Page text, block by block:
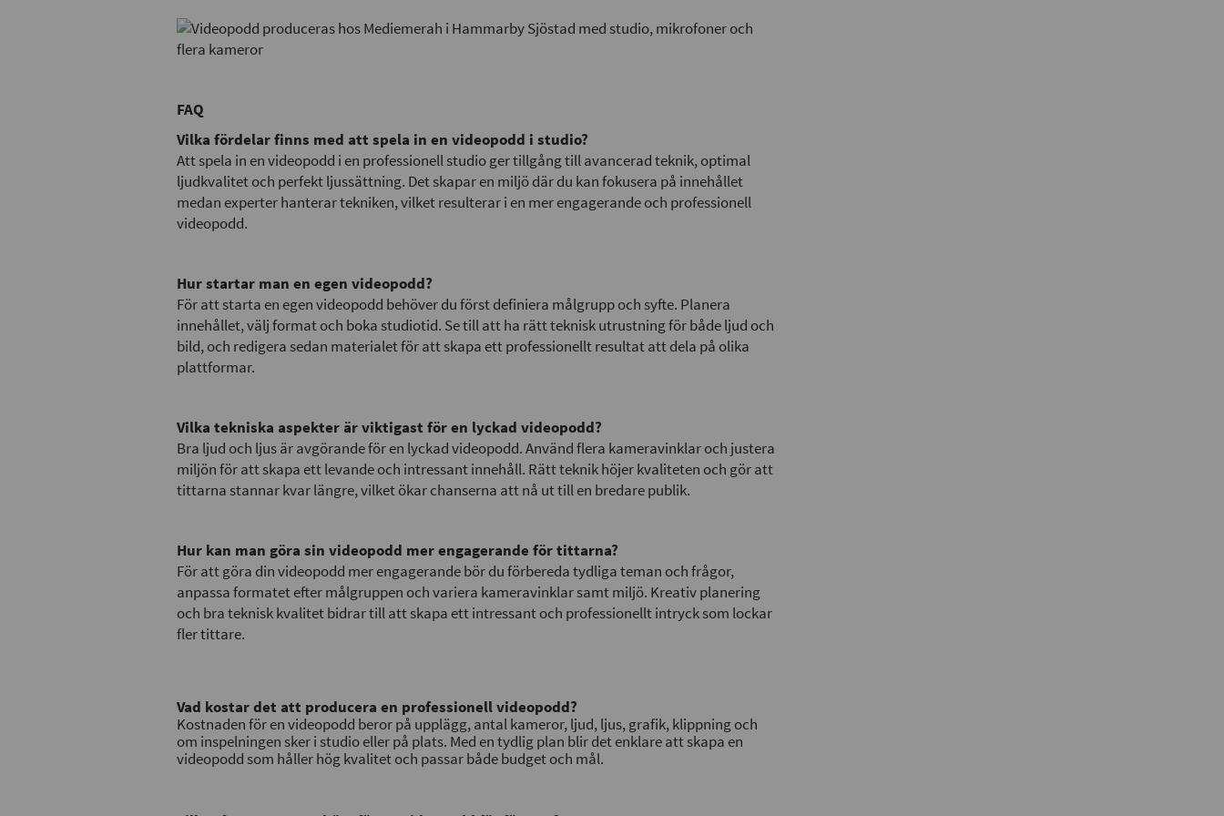
FAQ
Vilka fördelar finns med att spela in en videopodd i studio?
Att spela in en videopodd i en professionell studio ger tillgång till avancerad teknik, optimal
ljudkvalitet och perfekt ljussättning. Det skapar en miljö där du kan fokusera på innehållet
medan experter hanterar tekniken, vilket resulterar i en mer engagerande och professionell
videopodd.
Hur startar man en egen videopodd?
För att starta en egen videopodd behöver du först definiera målgrupp och syfte. Planera
innehållet, välj format och boka studiotid. Se till att ha rätt teknisk utrustning för både ljud och
bild, och redigera sedan materialet för att skapa ett professionellt resultat att dela på olika
plattformar.
Vilka tekniska aspekter är viktigast för en lyckad videopodd?
Bra ljud och ljus är avgörande för en lyckad videopodd. Använd flera kameravinklar och justera
miljön för att skapa ett levande och intressant innehåll. Rätt teknik höjer kvaliteten och gör att
tittarna stannar kvar längre, vilket ökar chanserna att nå ut till en bredare publik.
Hur kan man göra sin videopodd mer engagerande för tittarna?
För att göra din videopodd mer engagerande bör du förbereda tydliga teman och frågor,
anpassa formatet efter målgruppen och variera kameravinklar samt miljö. Kreativ planering
och bra teknisk kvalitet bidrar till att skapa ett intressant och professionellt intryck som lockar
fler tittare.
Vad kostar det att producera en professionell videopodd?
Kostnaden för en videopodd beror på upplägg, antal kameror, ljud, ljus, grafik, klippning och
om inspelningen sker i studio eller på plats. Med en tydlig plan blir det enklare att skapa en
videopodd som håller hög kvalitet och passar både budget och mål.